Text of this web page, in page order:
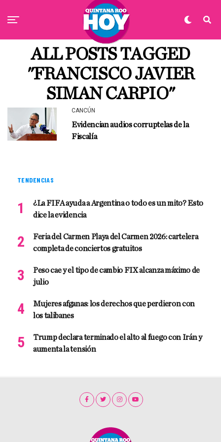
ALL POSTS TAGGED
"FRANCISCO JAVIER
SIMAN CARPIO"
CANCÚN
Evidencian audios corruptelas de la
Fiscalía
TENDENCIAS
¿La FIFA ayuda a Argentina o todo es un mito? Esto
dice la evidencia
Feria del Carmen Playa del Carmen 2026: cartelera
completa de conciertos gratuitos
Peso cae y el tipo de cambio FIX alcanza máximo de
julio
Mujeres afganas: los derechos que perdieron con
los talibanes
Trump declara terminado el alto al fuego con Irán y
aumenta la tensión